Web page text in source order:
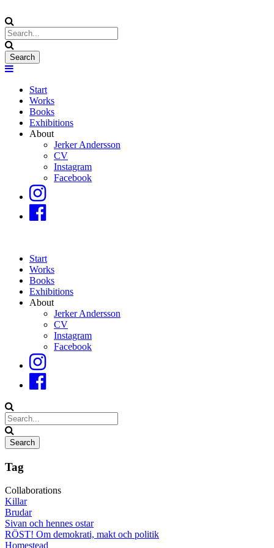
Start
Works
Books
Exhibitions
About
Jerker Andersson
CV
Instagram
Facebook
Start
Works
Books
Exhibitions
About
Jerker Andersson
CV
Instagram
Facebook
Tag
Collaborations
Killar
Brudar
Sivan och hennes ostar
RÖST! Om demokrati, makt och politik
Homestead